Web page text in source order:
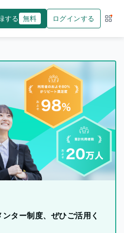
する 無料 ログインする サー
ター制度、ぜひご活用く